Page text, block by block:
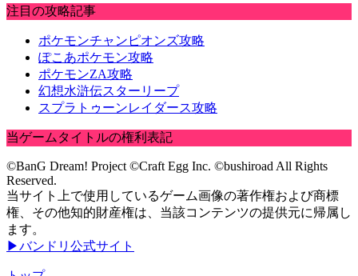
注目の攻略記事
ポケモンチャンピオンズ攻略
ぽこあポケモン攻略
ポケモンZA攻略
幻想水滸伝スターリープ
スプラトゥーンレイダース攻略
当ゲームタイトルの権利表記
©BanG Dream! Project ©Craft Egg Inc. ©bushiroad All Rights
Reserved.
当サイト上で使用しているゲーム画像の著作権および商標
権、その他知的財産権は、当該コンテンツの提供元に帰属し
ます。
▶バンドリ公式サイト